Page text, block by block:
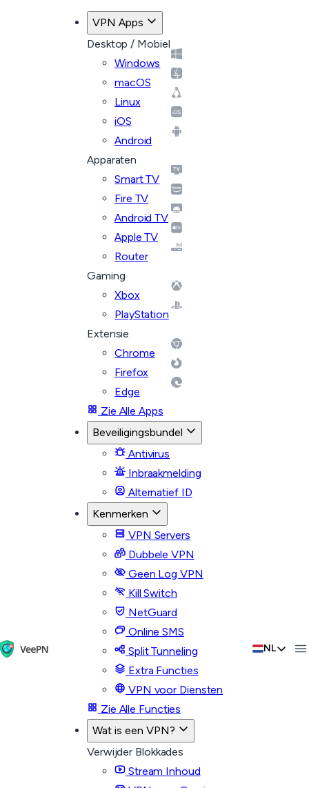
VPN Apps
Desktop / Mobiel
Windows
macOS
Linux
iOS
Android
Apparaten
Smart TV
Fire TV
Android TV
Apple TV
Router
Gaming
Xbox
PlayStation
Extensie
Chrome
Firefox
Edge
Zie Alle Apps
Beveiligingsbundel
Antivirus
Inbraakmelding
Alternatief ID
Kenmerken
VPN Servers
Dubbele VPN
Geen Log VPN
Kill Switch
NetGuard
Online SMS
Split Tunneling
Extra Functies
VPN voor Diensten
Zie Alle Functies
Wat is een VPN?
Verwijder Blokkades
Stream Inhoud
NL